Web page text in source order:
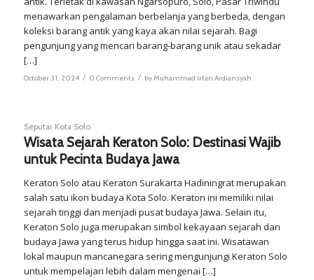
menawarkan pengalaman berbelanja yang berbeda, dengan
koleksi barang antik yang kaya akan nilai sejarah. Bagi
pengunjung yang mencari barang-barang unik atau sekadar
[…]
October 31, 2024 / 0 Comments / byMuhammad Irfan Ardiansyah
Seputar Kota Solo
Wisata Sejarah Keraton Solo: Destinasi Wajib
untuk Pecinta Budaya Jawa
Keraton Solo atau Keraton Surakarta Hadiningrat merupakan
salah satu ikon budaya Kota Solo. Keraton ini memiliki nilai
sejarah tinggi dan menjadi pusat budaya Jawa. Selain itu,
Keraton Solo juga merupakan simbol kekayaan sejarah dan
budaya Jawa yang terus hidup hingga saat ini. Wisatawan
lokal maupun mancanegara sering mengunjungi Keraton Solo
untuk mempelajari lebih dalam mengenai […]